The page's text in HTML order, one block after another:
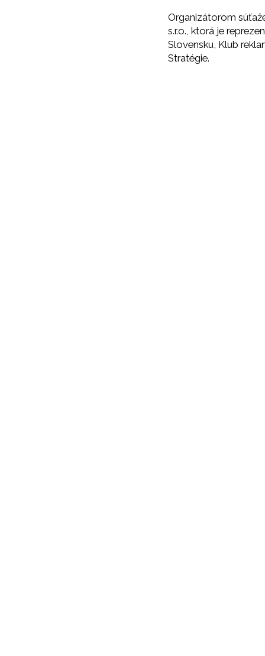
Organizátorom
s.r.o., ktorá je
Slovensku, Klub
Stratégie.